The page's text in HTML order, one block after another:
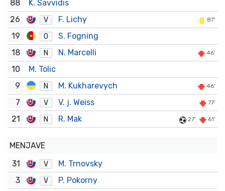
88
K. Savvidis
26
V F. Lichy 87'
19 O
S. Fogning
18
N N. Marcelli 46'
10
M. Tolic
9
N M. Kukharevych 46'
7 V V. j. Weiss 77'
21 N R. Mak 27' 61'
MENJAVE
31
V
M. Trnovsky
3
V P. Pokorny